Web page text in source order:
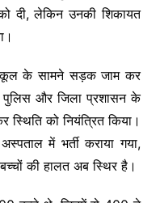
दी, लेकिन उनकी शिकायत
स्कूल के सामने सड़क जाम कर
पुलिस और जिला प्रशासन के
स्थिति को नियंत्रित किया।
में भर्ती कराया गया,
की हालत अब स्थिर है।